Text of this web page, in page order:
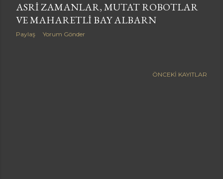
ASRI ZAMANLAR, MUTAT ROBOTLAR
VE MAHARETLI BAY ALBARN
Paylaş Yorum Gönder
ÖNCEKI KAYITLAR